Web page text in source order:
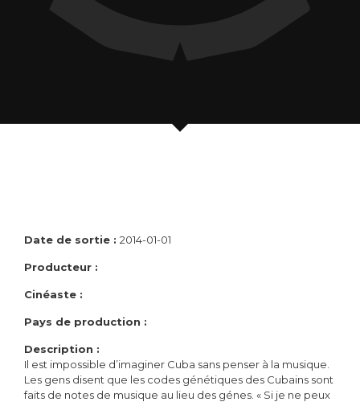
Date de sortie : 2014-01-01
Producteur :
Cinéaste :
Pays de production :
Description :
Il est impossible d’imaginer Cuba sans penser à la musique.
Les gens disent que les codes génétiques des Cubains sont
faits de notes de musique au lieu des génes. « Si je ne peux